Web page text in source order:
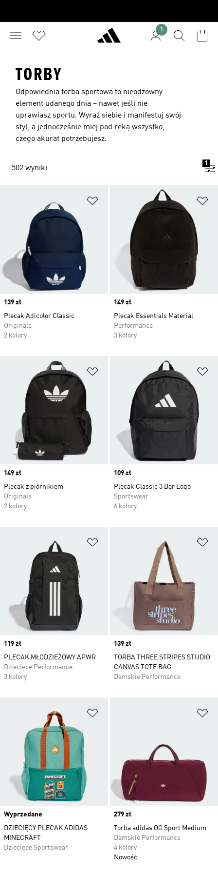
1
TORBY
Odpowiednia torba sportowa to nieodzowny
element udanego dnia – nawet jeśli nie
uprawiasz sportu. Wyraź siebie i manifestuj swój
styl, a jednocześnie miej pod ręką wszystko,
czego akurat potrzebujesz.
502 wyniki
1
Dodaj do listy życzeń
Price
139 zł
Plecak Adicolor Classic
Originals
2 kolory
Price
149 zł
Plecak Essentials Material
Performance
3 kolory
Dodaj do listy życzeń
Price
149 zł
Plecak z piórnikiem
Originals
2 kolory
Price
109 zł
Plecak Classic 3 Bar Logo
Sportswear
6 kolory
Dodaj do listy życzeń
Price
119 zł
PLECAK MŁODZIEŻOWY APWR
Dziecięce Performance
3 kolory
Price
139 zł
TORBA THREE STRIPES STUDIO
CANVAS TOTE BAG
Damskie Performance
Wyprzedane
DZIECIĘCY PLECAK ADIDAS
MINECRAFT
Dziecięce Sportswear
Price
279 zł
Torba adidas OG Sport Medium
Damskie Performance
4 kolory
Nowość